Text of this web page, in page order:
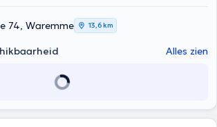
74, Waremme 13,6 km
Alles zien